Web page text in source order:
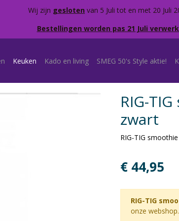
Wij zijn gesloten van 5 Juli tot en met 20 Juli
Bestellingen worden pas 21 Juli
Keuken Kado en living SMEG 50's Style aktie!
RIG-
zwart
RIG-TIG
€ 44,95
RIG-TIG
onze webshop.